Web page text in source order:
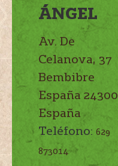
ÁNGEL
Av. De
Celanova, 37
Bembibre
España 24300
España
Teléfono: 629
873014